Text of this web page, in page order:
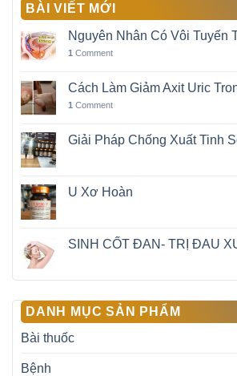
BÀI VIẾT MỚI
Nguyên Nhân Có Vôi Tuyến
1 Comment
Cách Làm Giảm Axit Uric
1 Comment
Giải Pháp Chống Xuất Tinh
U Xơ Hoàn
SINH CỐT ĐAN- TRỊ ĐAU
DANH MỤC SẢN PHẨM
Bài thuốc
Bệnh